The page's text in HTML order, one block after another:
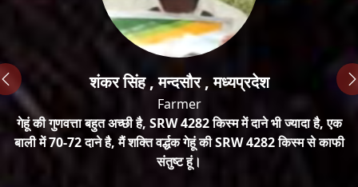
शंकर सिंह , मन्दसौर , मध्यप्रदेश
Farmer
गेहूं की गुणवत्ता बहुत अच्छी है, SRW 4282 किस्म में दाने भी ज्यादा है, एक
बाली में 70-72 दाने है, मैं शक्ति वर्द्धक गेहूं की SRW 4282 किस्म से काफी
संतुष्ट हूं।